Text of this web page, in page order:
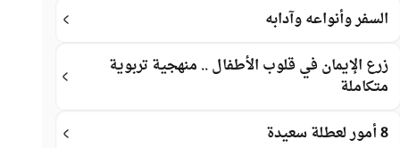
السفر وأنواعه وآدابه
زرع الإيمان في قلوب الأطفال .. منهجية تربوية
متكاملة
8 أمور لعطلة سعيدة